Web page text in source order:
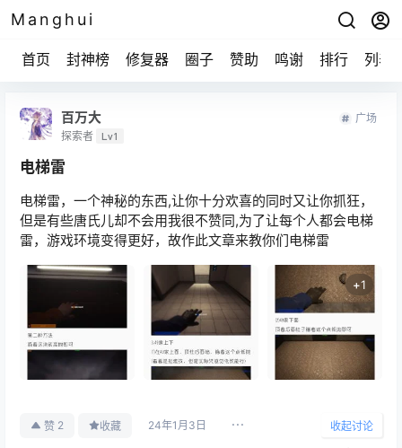
Manghui
首页 封神榜 修复器 圈子 赞助 鸣谢 排行 列表
百万大
探索者 Lv1
广场
电梯雷
电梯雷，一个神秘的东西,让你十分欢喜的同时又让你抓狂，
但是有些唐氏儿却不会用我很不赞同,为了让每个人都会电梯
雷，游戏环境变得更好，故作此文章来教你们电梯雷
+1
赞 2 收藏 24年1月3日 收起讨论